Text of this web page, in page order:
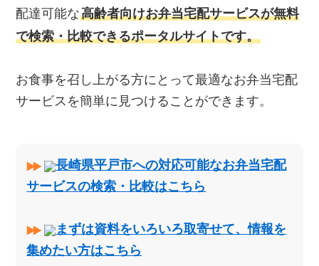
配達可能な高齢者向けお弁当宅配サービスが無料
で検索・比較できるポータルサイトです。
お食事を召し上がる方にとって最適なお弁当宅配
サービスを簡単に見つけることができます。
長崎県平戸市への対応可能なお弁当宅配
サービスの検索・比較はこちら
まずは資料をいろいろ取寄せて、情報を
集めたい方はこちら